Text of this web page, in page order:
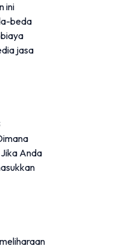
ini
beda
jasa
Anda